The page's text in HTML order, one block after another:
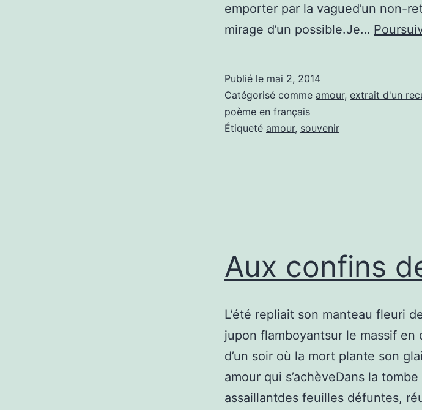
emporter par la vagued’un non-
mirage d’un possible.Je…
Publié le mai 2, 2014
Catégorisé comme amour, extrait d'un
poème en français
Étiqueté amour, souvenir
Aux confins
L’été repliait son manteau fleuri
jupon flamboyantsur le massif en
d’un soir où la mort plante son
amour qui s’achèveDans la
assaillantdes feuilles défuntes,